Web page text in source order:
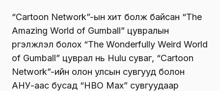
“Cartoon Network”-ын хит болж байсан “The
Amazing World of Gumball” цувралын
үргэлжлэл болох “The Wonderfully Weird World
of Gumball” цуврал нь Hulu суваг, “Cartoon
Network”-ийн олон улсын сувгууд болон
АНУ-аас бусад “HBO Max” сувгуудаар